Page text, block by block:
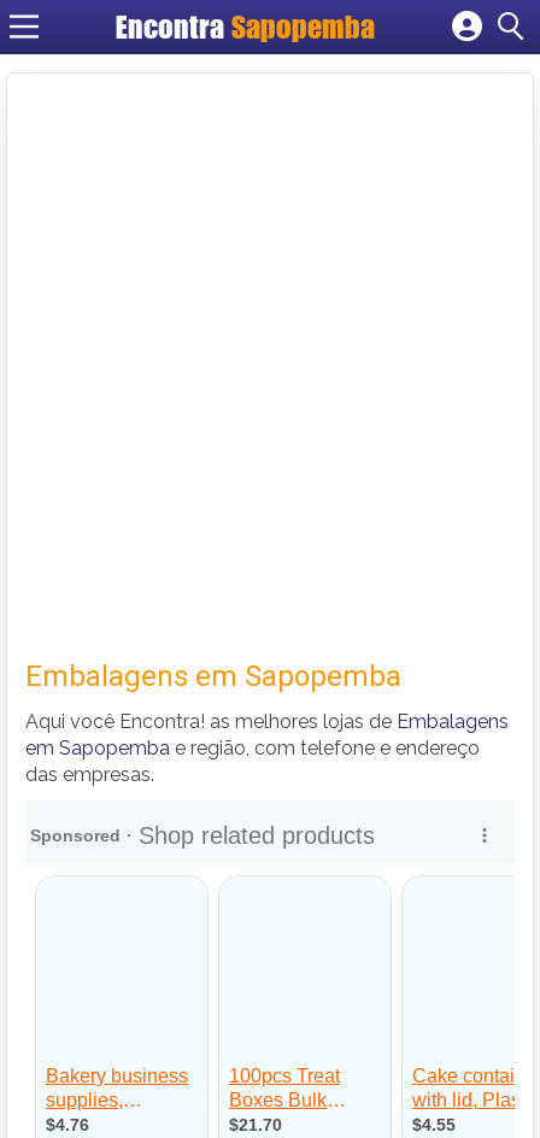
Encontra Sapopemba
Cadastrar empresa
Embalagens em Sapopemba
Aqui você Encontra! as melhores lojas de Embalagens
em Sapopemba e região, com telefone e endereço
das empresas.